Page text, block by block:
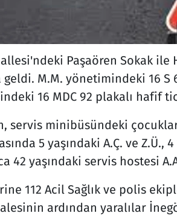
Paşaören Sokak ile
M.M. yönetimindeki 16 S
16 MDC 92 plakalı hafif
servis minibüsündeki
5 yaşındaki A.Ç. ve Z.Ü., 4
42 yaşındaki servis hostesi
112 Acil Sağlık ve polis
ardından yaralılar